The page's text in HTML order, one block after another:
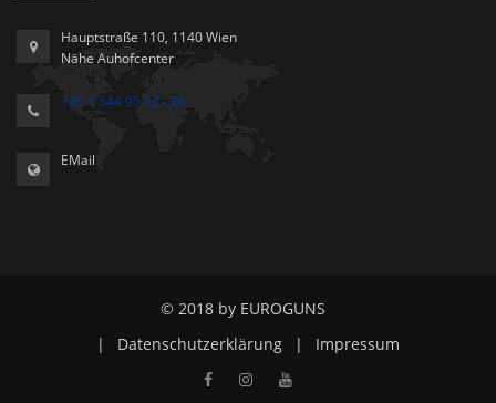
Hauptstraße 110, 1140 Wien
Nähe Auhofcenter
+43 1 544 95 32 - 26
EMail
© 2018 by EUROGUNS
|
Datenschutzerklärung | Impressum